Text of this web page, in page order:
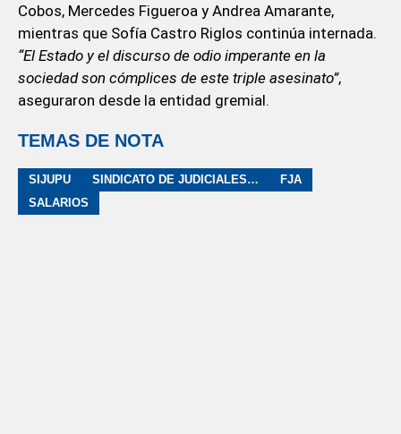
Cobos, Mercedes Figueroa y Andrea Amarante,
mientras que Sofía Castro Riglos continúa internada.
“El Estado y el discurso de odio imperante en la
sociedad son cómplices de este triple asesinato”,
aseguraron desde la entidad gremial.
TEMAS DE NOTA
SIJUPU SINDICATO DE JUDICIALES PUNTANOS
FJA
SALARIOS